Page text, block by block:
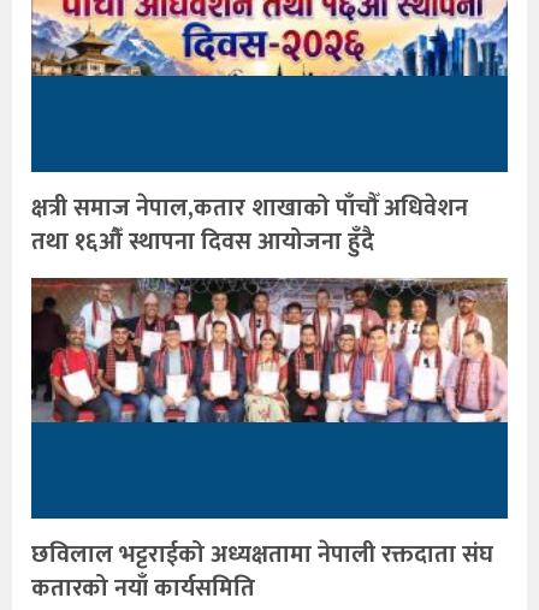
क्षत्री समाज नेपाल,कतार शाखाको पाँचौँ अधिवेशन
तथा १६औँ स्थापना दिवस आयोजना हुँदै
छविलाल भट्टराईको अध्यक्षतामा नेपाली रक्तदाता संघ
कतारको नयाँ कार्यसमिति